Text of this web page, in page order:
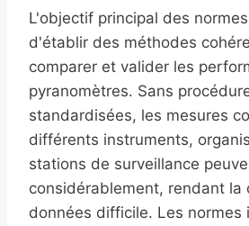
L'objectif principal des
d'établir des méthodes
comparer et valider les
pyranomètres. Sans
standardisées, les mesures
différents instruments,
stations de surveillance
considérablement, rendant la
données difficile. Les normes